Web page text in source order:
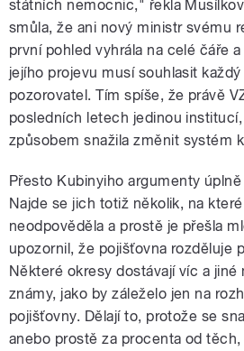
státních nemocnic," řekla
smůla, že ani nový ministr svému
první pohled vyhrála na celé čáře
jejího projevu musí souhlasit
pozorovatel. Tím spíše, že právě
posledních letech jedinou
způsobem snažila změnit systém
Přesto Kubinyiho argumenty
Najde se jich totiž několik, na
neodpověděla a prostě je přešla
upozornil, že pojišťovna rozděluje
Některé okresy dostávají víc a jiné
známy, jako by záleželo jen na
pojišťovny. Dělají to, protože se
anebo prostě za procenta od